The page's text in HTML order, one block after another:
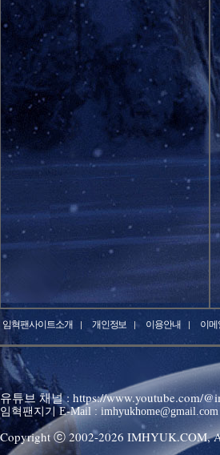
임혁팬사이트소개 개인정보 이용안내 이
유튜브 채널 : https://www.youtube.com/
임혁팬지기 E-Mail : imhyukhome@gmail.com
Copyright ⓒ 2002-2026 IMHYUK.COM,